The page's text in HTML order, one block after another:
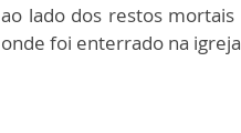
ao lado dos restos
onde foi enterrado na